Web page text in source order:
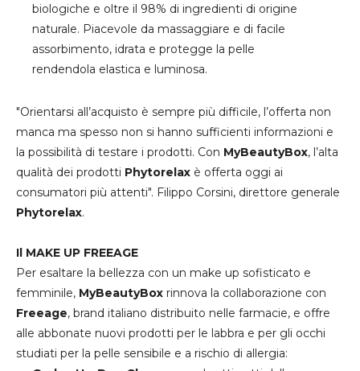
biologiche e oltre il 98% di ingredienti di origine
naturale. Piacevole da massaggiare e di facile
assorbimento, idrata e protegge la pelle
rendendola elastica e luminosa.
"Orientarsi all’acquisto è sempre più difficile, l’offerta non
manca ma spesso non si hanno sufficienti informazioni e
la possibilità di testare i prodotti. Con MyBeautyBox, l’alta
qualità dei prodotti Phytorelax è offerta oggi ai
consumatori più attenti". Filippo Corsini, direttore generale
Phytorelax.
Il MAKE UP FREEAGE
Per esaltare la bellezza con un make up sofisticato e
femminile, MyBeautyBox rinnova la collaborazione con
Freeage, brand italiano distribuito nelle farmacie, e offre
alle abbonate nuovi prodotti per le labbra e per gli occhi
studiati per la pelle sensibile e a rischio di allergia: